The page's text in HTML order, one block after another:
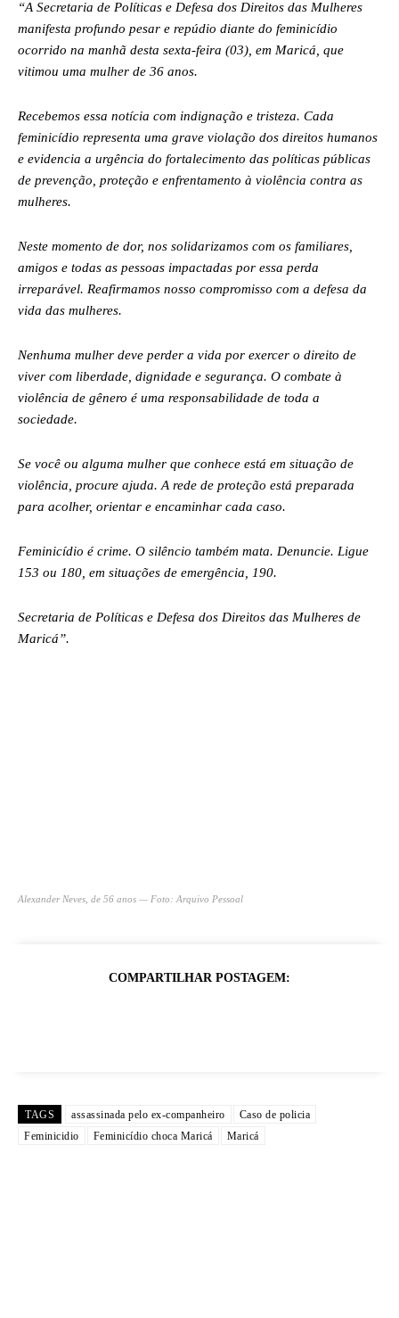
“A Secretaria de Políticas e Defesa dos Direitos das Mulheres
manifesta profundo pesar e repúdio diante do feminicídio
ocorrido na manhã desta sexta-feira (03), em Maricá, que
vitimou uma mulher de 36 anos.
Recebemos essa notícia com indignação e tristeza. Cada
feminicídio representa uma grave violação dos direitos humanos
e evidencia a urgência do fortalecimento das políticas públicas
de prevenção, proteção e enfrentamento à violência contra as
mulheres.
Neste momento de dor, nos solidarizamos com os familiares,
amigos e todas as pessoas impactadas por essa perda
irreparável. Reafirmamos nosso compromisso com a defesa da
vida das mulheres.
Nenhuma mulher deve perder a vida por exercer o direito de
viver com liberdade, dignidade e segurança. O combate à
violência de gênero é uma responsabilidade de toda a
sociedade.
Se você ou alguma mulher que conhece está em situação de
violência, procure ajuda. A rede de proteção está preparada
para acolher, orientar e encaminhar cada caso.
Feminicídio é crime. O silêncio também mata. Denuncie. Ligue
153 ou 180, em situações de emergência, 190.
Secretaria de Políticas e Defesa dos Direitos das Mulheres de
Maricá”.
Alexander Neves, de 56 anos — Foto: Arquivo Pessoal
COMPARTILHAR POSTAGEM:
TAGS assassinada pelo ex-companheiro
Caso de policia
Feminicidio
Feminicídio choca Maricá Maricá